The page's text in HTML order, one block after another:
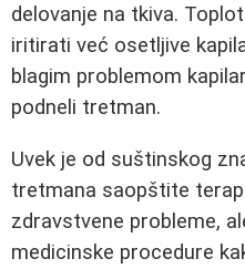
delovanje na tkiva.
iritirati već osetljive
blagim problemom
podneli tretman.
Uvek je od suštinskog
tretmana saopštite
zdravstvene probleme,
medicinske procedure